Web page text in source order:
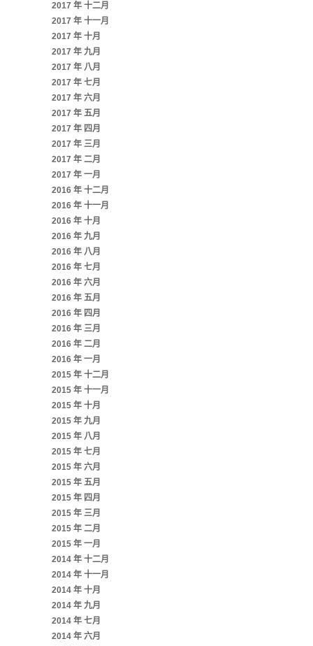
2017 年 十二月
2017 年 十一月
2017 年 十月
2017 年 九月
2017 年 八月
2017 年 七月
2017 年 六月
2017 年 五月
2017 年 四月
2017 年 三月
2017 年 二月
2017 年 一月
2016 年 十二月
2016 年 十一月
2016 年 十月
2016 年 九月
2016 年 八月
2016 年 七月
2016 年 六月
2016 年 五月
2016 年 四月
2016 年 三月
2016 年 二月
2016 年 一月
2015 年 十二月
2015 年 十一月
2015 年 十月
2015 年 九月
2015 年 八月
2015 年 七月
2015 年 六月
2015 年 五月
2015 年 四月
2015 年 三月
2015 年 二月
2015 年 一月
2014 年 十二月
2014 年 十一月
2014 年 十月
2014 年 九月
2014 年 七月
2014 年 六月